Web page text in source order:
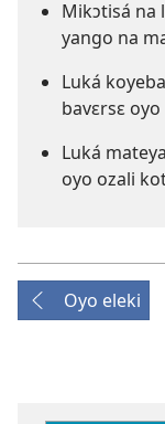
Mikɔtisá
yango na
Luká
bavɛrsɛ
Luká
oyo ozali
Oyo eleki